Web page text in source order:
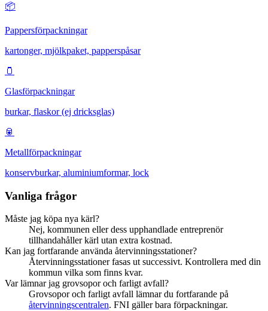
📦
Pappersförpackningar
kartonger, mjölkpaket, papperspåsar
🫙
Glasförpackningar
burkar, flaskor (ej dricksglas)
🥫
Metallförpackningar
konservburkar, aluminiumformar, lock
Vanliga frågor
Måste jag köpa nya kärl?
Nej, kommunen eller dess upphandlade entreprenör
tillhandahåller kärl utan extra kostnad.
Kan jag fortfarande använda återvinningsstationer?
Återvinningsstationer fasas ut successivt. Kontrollera med din
kommun vilka som finns kvar.
Var lämnar jag grovsopor och farligt avfall?
Grovsopor och farligt avfall lämnar du fortfarande på
återvinningscentralen. FNI gäller bara förpackningar.